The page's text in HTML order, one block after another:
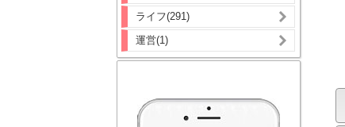
ライフ(291)
運営(1)